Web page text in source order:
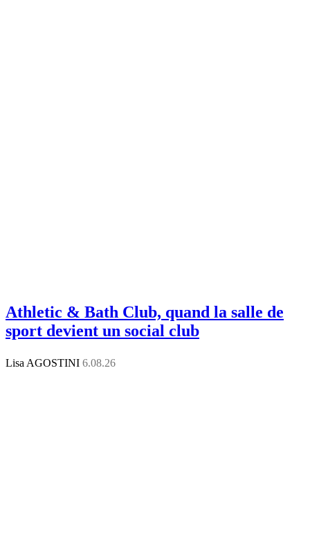
Athletic & Bath Club, quand la salle de
sport devient un social club
Lisa AGOSTINI 6.08.26